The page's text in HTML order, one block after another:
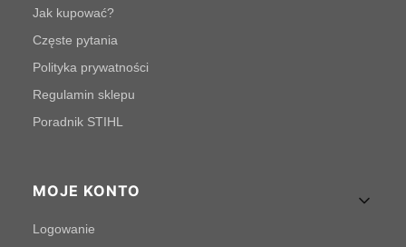
Jak kupować?
Częste pytania
Polityka prywatności
Regulamin sklepu
Poradnik STIHL
MOJE KONTO
Logowanie